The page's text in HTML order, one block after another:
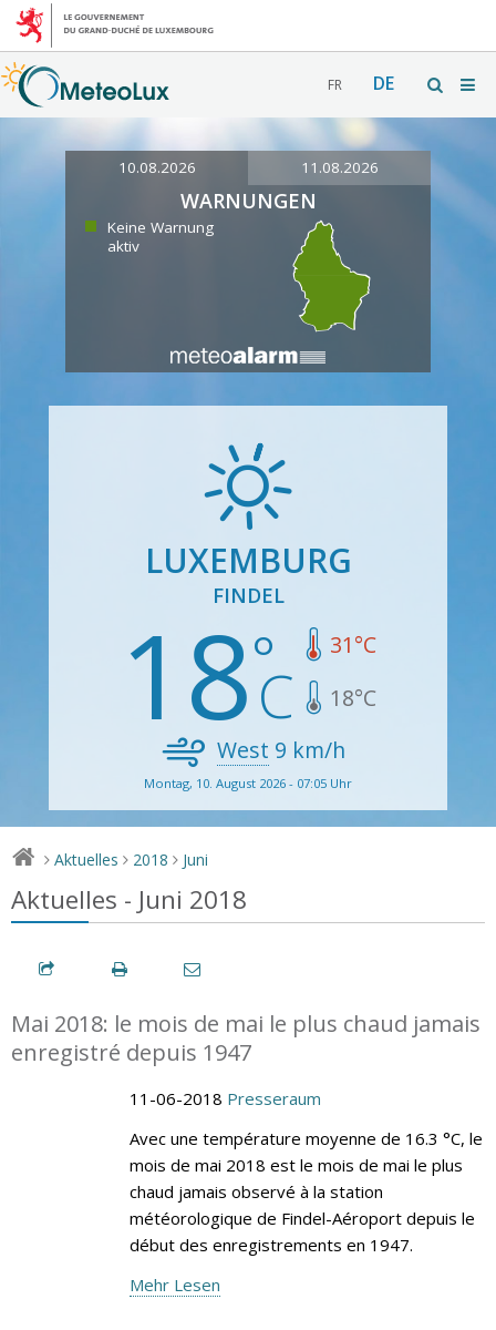
FR DE
10.08.2026 11.08.2026
WARNUNGEN
Keine Warnung
aktiv
LUXEMBURG
FINDEL
18 31°C
18°C
West 9 km/h
Montag, 10. August 2026 - 07:05 Uhr
> Aktuelles > 2018 > Juni
Aktuelles - Juni 2018
Mai 2018: le mois de mai le plus chaud jamais
enregistré depuis 1947
11-06-2018 Presseraum
Avec une température moyenne de 16.3 °C, le
mois de mai 2018 est le mois de mai le plus
chaud jamais observé à la station
météorologique de Findel-Aéroport depuis le
début des enregistrements en 1947.
Mehr Lesen